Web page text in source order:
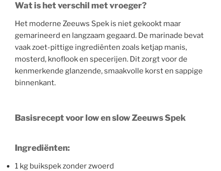
Wat is het verschil met vroeger?
Het moderne Zeeuws Spek is niet gekookt maar
gemarineerd en langzaam gegaard. De marinade bevat
vaak zoet-pittige ingrediënten zoals ketjap manis,
mosterd, knoflook en specerijen. Dit zorgt voor de
kenmerkende glanzende, smaakvolle korst en sappige
binnenkant.
Basisrecept voor low en slow Zeeuws Spek
Ingrediënten:
1 kg buikspek zonder zwoerd